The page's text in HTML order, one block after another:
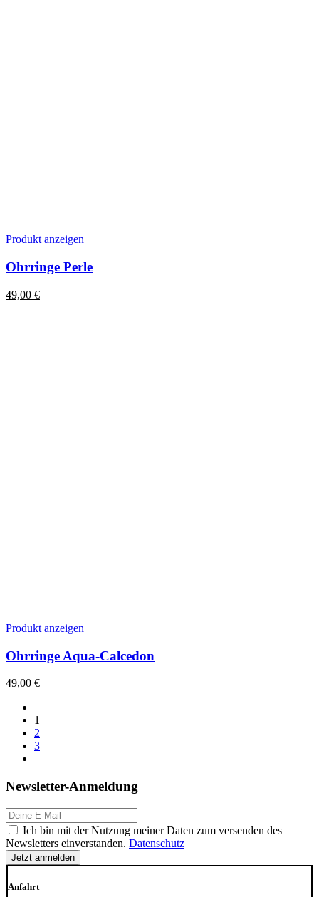
Produkt anzeigen
Ohrringe Perle
49,00 €
Produkt anzeigen
Ohrringe Aqua-Calcedon
49,00 €
1
2
3
Newsletter-Anmeldung
E-
Mail-
Adresse:
DSGVO
Ich bin mit der Nutzung meiner Daten zum versenden des
Newsletters einverstanden. Datenschutz
Anfahrt